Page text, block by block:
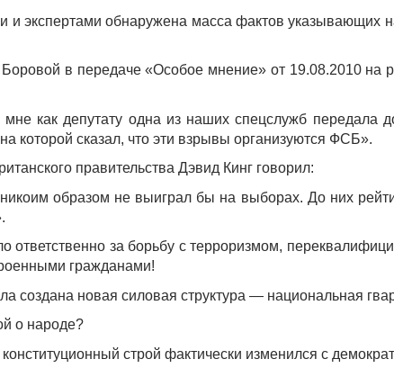
экспертами обнаружена масса фактов указывающих
в передаче «Особое мнение» от 19.08.2010 на
как депутату одна из наших спецслужб передала
которой сказал, что эти взрывы организуются ФСБ».
правительства Дэвид Кинг говорил:
образом не выиграл бы на выборах. До них
ответственно за борьбу с терроризмом,
гражданами!
создана новая силовая структура — национальная
о народе?
строй фактически изменился с